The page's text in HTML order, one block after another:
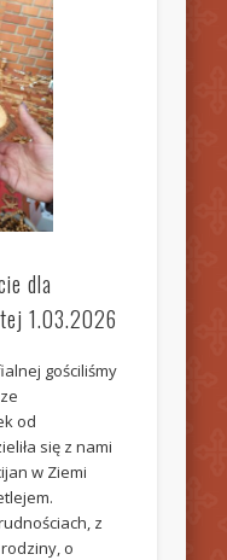
dla
1.03.2026
gościliśmy
od
się z nami
w Ziemi
z
o